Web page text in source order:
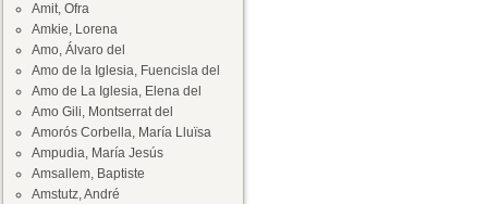
Amit, Ofra
Amkie, Lorena
Amo, Álvaro del
Amo de la Iglesia, Fuencisla del
Amo de La Iglesia, Elena del
Amo Gili, Montserrat del
Amorós Corbella, María Lluïsa
Ampudia, María Jesús
Amsallem, Baptiste
Amstutz, André